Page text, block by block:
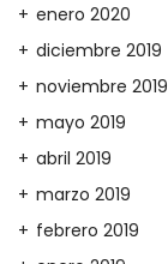
enero 2020
diciembre 2019
noviembre 2019
mayo 2019
abril 2019
marzo 2019
febrero 2019